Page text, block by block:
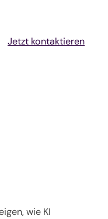
Jetzt kontaktieren
wie KI